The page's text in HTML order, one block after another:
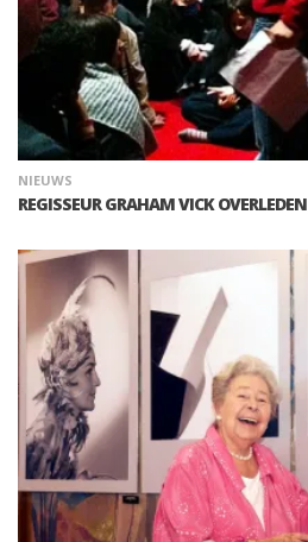
NIEUWS
REGISSEUR GRAHAM VICK OVERLEDEN